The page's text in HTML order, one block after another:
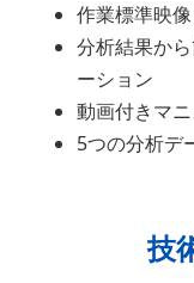
作業標準映
分析結果か
ーション
動画付きマ
5つの分析デ
技